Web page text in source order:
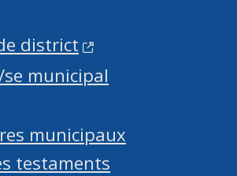
district
municipal
municipaux
testaments